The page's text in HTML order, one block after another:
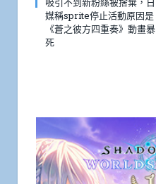
媒稱sprite停止活動原因是
《蒼之彼方四重奏》動畫暴
死